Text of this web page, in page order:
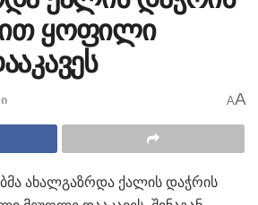
ყოფილი
AA
ახალგაზრდა ქალის დაჭრის